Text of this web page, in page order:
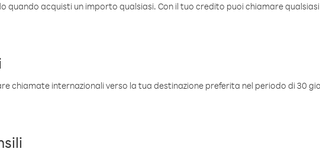
quando acquisti un importo qualsiasi. Con il tuo credito puoi chiamare
chiamate internazionali verso la tua destinazione preferita nel periodo di 30